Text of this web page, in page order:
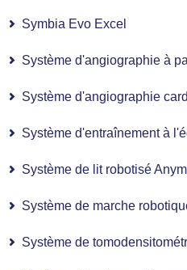
Symbia Evo Excel
Système d'angiographie à
Système d'angiographie cardiaque
Système d'entraînement à
Système de lit robotisé
Système de marche
Système de